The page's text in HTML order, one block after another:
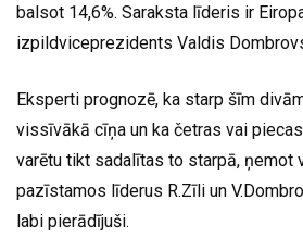
balsot 14,6%. Saraksta līderis ir
izpildviceprezidents Valdis
Eksperti prognozē, ka starp šīm
vissīvākā cīņa un ka četras vai
varētu tikt sadalītas to starpā, ņemot
pazīstamos līderus R.Zīli un
labi pierādījuši.